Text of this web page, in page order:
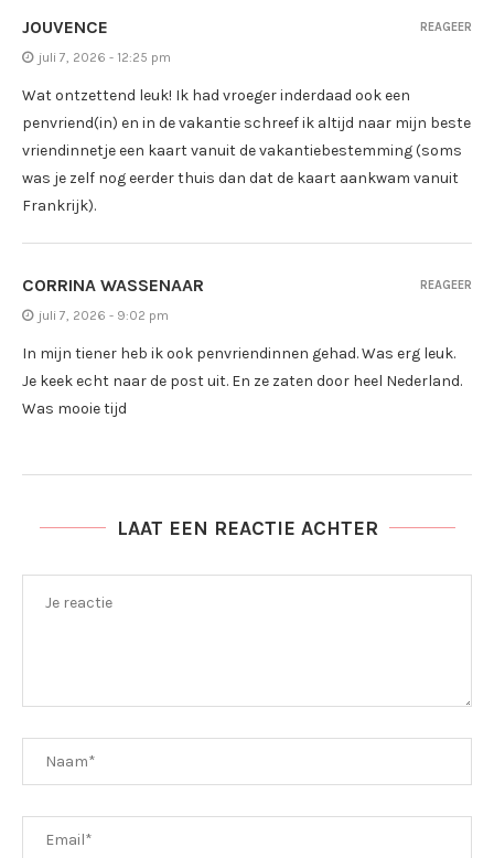
JOUVENCE
juli 7, 2026 - 12:25 pm
Wat ontzettend leuk! Ik had vroeger inderdaad ook een
penvriend(in) en in de vakantie schreef ik altijd naar mijn beste
vriendinnetje een kaart vanuit de vakantiebestemming (soms
was je zelf nog eerder thuis dan dat de kaart aankwam vanuit
Frankrijk).
REAGEER
CORRINA WASSENAAR
juli 7, 2026 - 9:02 pm
In mijn tiener heb ik ook penvriendinnen gehad. Was erg leuk.
Je keek echt naar de post uit. En ze zaten door heel Nederland.
Was mooie tijd
REAGEER
LAAT EEN REACTIE ACHTER